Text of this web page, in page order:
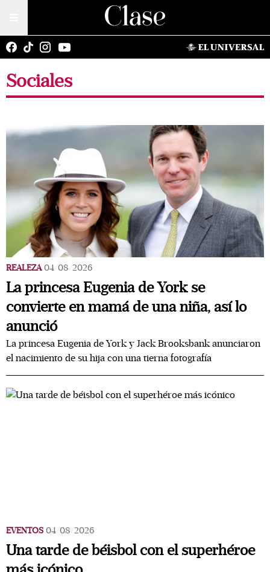
Sociales
REALEZA 04/08/2026
La princesa Eugenia de York se
convierte en mamá de una niña, así lo
anunció
La princesa Eugenia de York y Jack Brooksbank anunciaron
el nacimiento de su hija con una tierna fotografía
EVENTOS 04/08/2026
Una tarde de béisbol con el superhéroe